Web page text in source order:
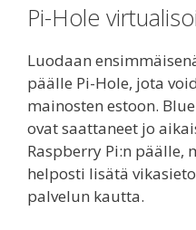
Pi-Hole
Luodaan
päälle Pi-Hole, jota
mainosten estoon.
ovat saattaneet jo
Raspberry Pi:n päälle,
helposti lisätä
palvelun kautta.